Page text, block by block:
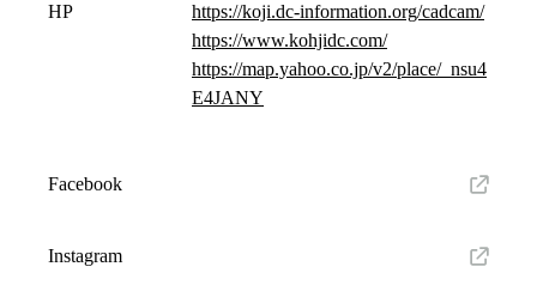
HP
https://koji.dc-information.org/cadcam/
https://www.kohjidc.com/
https://map.yahoo.co.jp/v2/place/_nsu4
E4JANY
Facebook
Instagram